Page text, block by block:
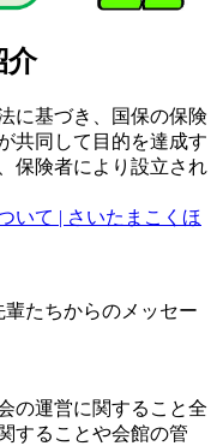
介
に基づき、国保の保険
共同して目的を達成す
保険者により設立され
いて | さいたまこくほ
たちからのメッセー
の運営に関すること全
することや会館の管